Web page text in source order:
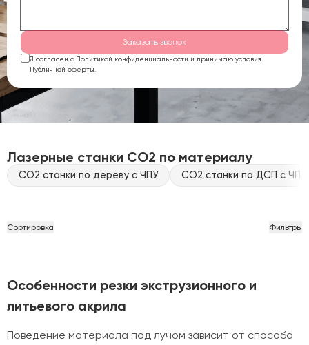
Заказать звонок
Я согласен с Политикой конфиденциальности и принимаю условия
Публичной оферты.
Лазерные станки CO2 по материалу
CO2 станки по дереву с ЧПУ CO2 станки по ДСП с ЧПУ
Сортировка Фильтры
Особенности резки экструзионного и
литьевого акрила
Поведение материала под лучом зависит от способа